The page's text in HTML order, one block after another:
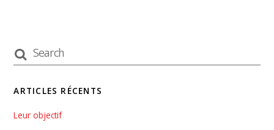
ARTICLES RÉCENTS
Leur objectif